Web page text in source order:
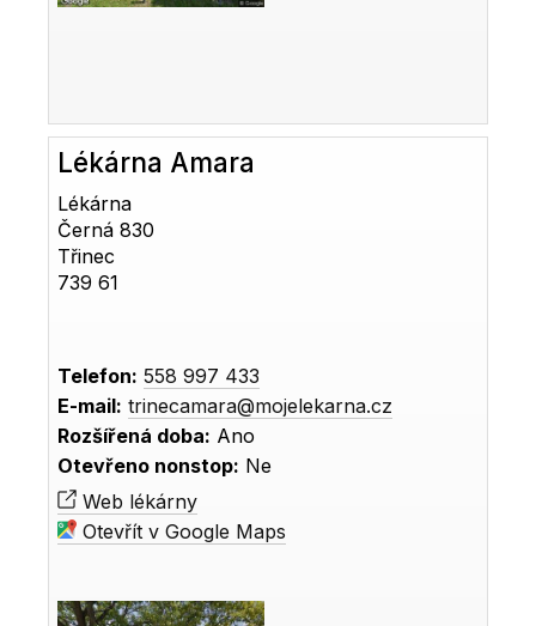
Lékárna Amara
Lékárna
Černá 830
Třinec
739 61
Telefon: 558 997 433
E-mail: trinecamara@mojelekarna.cz
Rozšířená doba: Ano
Otevřeno nonstop: Ne
Web lékárny
Otevřít v Google Maps